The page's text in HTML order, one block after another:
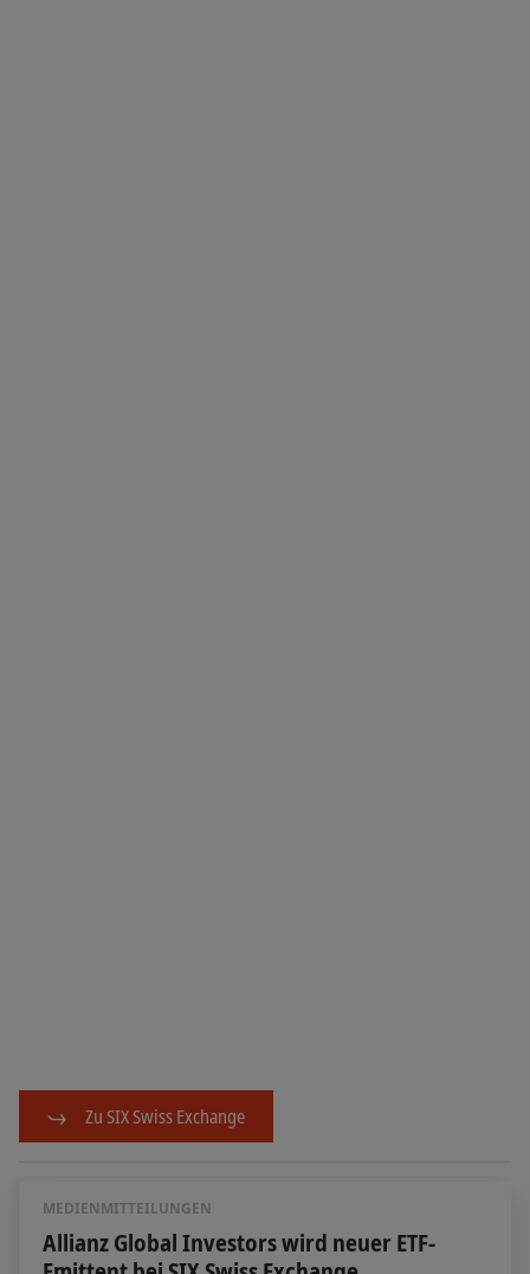
Zu SIX Swiss Exchange
MEDIENMITTEILUNGEN
Allianz Global Investors wird neuer ETF-